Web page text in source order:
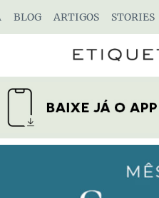
BLOG ARTIGOS STORIES